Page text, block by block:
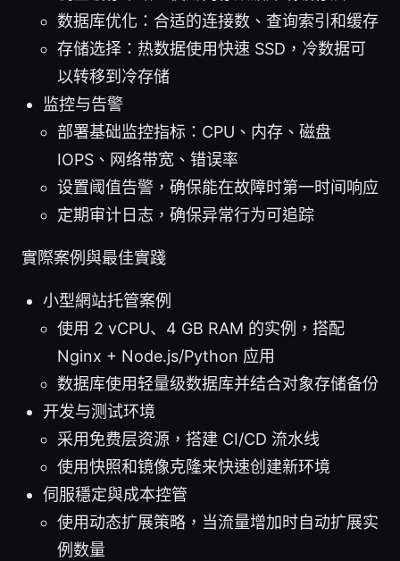
数据库优化：合适的连接数、查询索引和缓存
存储选择：热数据使用快速 SSD，冷数据可
以转移到冷存储
监控与告警
部署基础监控指标：CPU、内存、磁盘
IOPS、网络带宽、错误率
设置阈值告警，确保能在故障时第一时间响应
定期审计日志，确保异常行为可追踪
實際案例與最佳實踐
小型網站托管案例
使用 2 vCPU、4 GB RAM 的实例，搭配
Nginx + Node.js/Python 应用
数据库使用轻量级数据库并结合对象存储备份
开发与测试环境
采用免费层资源，搭建 CI/CD 流水线
使用快照和镜像克隆来快速创建新环境
伺服穩定與成本控管
使用动态扩展策略，当流量增加时自动扩展实
例数量